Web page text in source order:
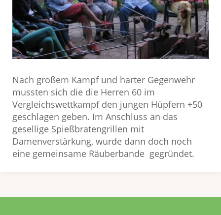
Nach großem Kampf und harter Gegenwehr
mussten sich die die Herren 60 im
Vergleichswettkampf den jungen Hüpfern +50
geschlagen geben. Im Anschluss an das
gesellige Spießbratengrillen mit
Damenverstärkung, wurde dann doch noch
eine gemeinsame Räuberbande gegründet.